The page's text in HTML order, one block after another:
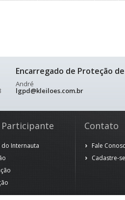
Encarregado de Proteção
André
lgpd@kleiloes.com.br
Participante
Internauta
Contato
Fale
Cadastre-se